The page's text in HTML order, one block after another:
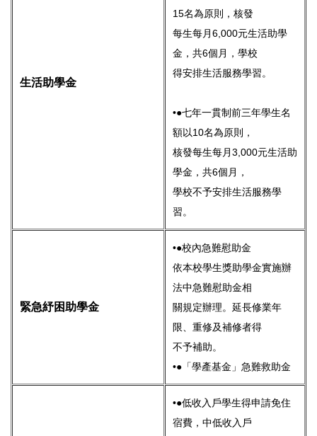
生活助學金
15名為原則，核發
每生每月6,000元生活助學
金，共6個月，學校
得安排生活服務學習。
•●七年一貫制前三年學生名
額以10名為原則，
核發每生每月3,000元生活助
學金，共6個月，
學校不予安排生活服務學
習。
緊急紓困助學金
•●校內急難慰助金
依本校學生獎助學金實施辦
法中急難慰助金相
關規定辦理。延長修業年
限、重修及補修者得
不予補助。
•●「學產基金」急難救助金
•●低收入戶學生得申請免住
宿費，中低收入戶